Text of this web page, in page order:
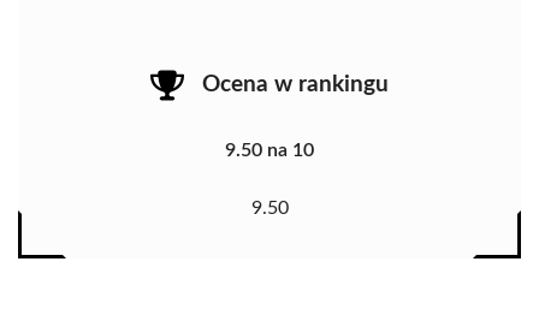
Ocena w rankingu
9.50 na 10
9.50